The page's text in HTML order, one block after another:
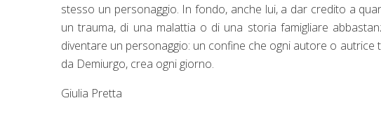
stesso un personaggio. In fondo, anche lui, a dar credito a
un trauma, di una malattia o di una storia famigliare
diventare un personaggio: un confine che ogni autore o
da Demiurgo, crea ogni giorno.
Giulia Pretta